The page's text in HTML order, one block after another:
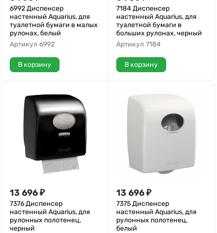
6992 Диспенсер
настенный Aquarius, для
туалетной бумаги в малых
рулонах, белый
Артикул 6992
В корзину
7184 Диспенсер
настенный Aquarius, для
туалетной бумаги в
больших рулонах, черный
Артикул 7184
В корзину
13 696₽
7376 Диспенсер
настенный Aquarius, для
рулонных полотенец,
черный
13 696₽
7375 Диспенсер
настенный Aquarius, для
рулонных полотенец,
белый